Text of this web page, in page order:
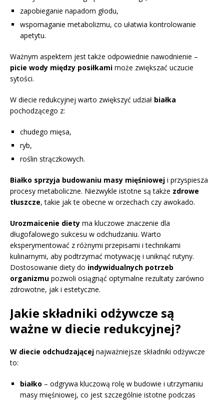
zapobieganie napadom głodu,
wspomaganie metabolizmu, co ułatwia kontrolowanie
apetytu.
Ważnym aspektem jest także odpowiednie nawodnienie –
picie wody między posiłkami może zwiększać uczucie
sytości.
W diecie redukcyjnej warto zwiększyć udział białka
pochodzącego z:
chudego mięsa,
ryb,
roślin strączkowych.
Białko sprzyja budowaniu masy mięśniowej i przyspiesza
procesy metaboliczne. Niezwykle istotne są także zdrowe
tłuszcze, takie jak te obecne w orzechach czy awokado.
Urozmaicenie diety ma kluczowe znaczenie dla
długofalowego sukcesu w odchudzaniu. Warto
eksperymentować z różnymi przepisami i technikami
kulinarnymi, aby podtrzymać motywację i uniknąć rutyny.
Dostosowanie diety do indywidualnych potrzeb
organizmu pozwoli osiągnąć optymalne rezultaty zarówno
zdrowotne, jak i estetyczne.
Jakie składniki odżywcze są
ważne w diecie redukcyjnej?
W diecie odchudzającej najważniejsze składniki odżywcze
to:
białko – odgrywa kluczową rolę w budowie i utrzymaniu
masy mięśniowej, co jest szczególnie istotne podczas